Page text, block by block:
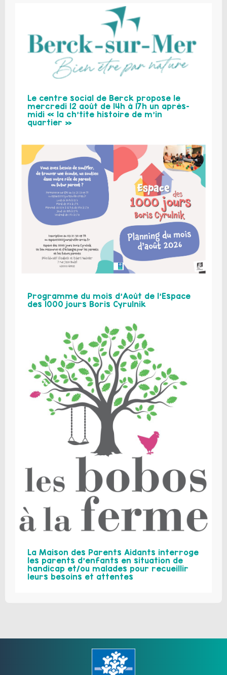
Le centre social de Berck propose le
mercredi 12 août de 14h à 17h un après-
midi « la ch’tite histoire de m’in
quartier »
Programme du mois d’Août de l’Espace
des 1000 jours Boris Cyrulnik
La Maison des Parents Aidants interroge
les parents d’enfants en situation de
handicap et/ou malades pour recueillir
leurs besoins et attentes